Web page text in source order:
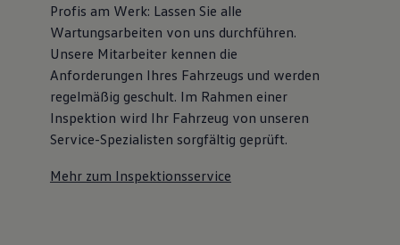
Profis am Werk: Lassen Sie alle
Wartungsarbeiten von uns durchführen.
Unsere Mitarbeiter kennen die
Anforderungen Ihres Fahrzeugs und werden
regelmäßig geschult. Im Rahmen einer
Inspektion wird Ihr Fahrzeug von unseren
Service-Spezialisten sorgfältig geprüft.
Mehr zum Inspektionsservice